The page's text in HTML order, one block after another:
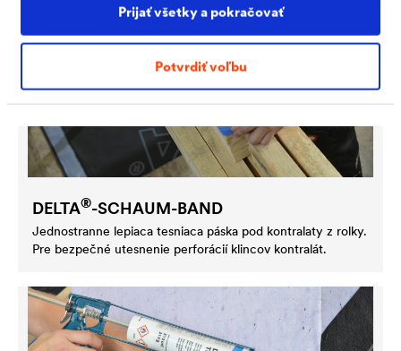
Prijať všetky a pokračovať
Potvrdiť voľbu
DELTA®-SCHAUM-BAND
Jednostranne lepiaca tesniaca páska pod kontralaty z rolky.
Pre bezpečné utesnenie perforácií klincov kontralát.